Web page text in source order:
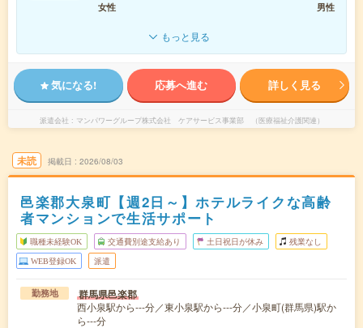
女性
男性
もっと見る
気になる! 応募へ進む 詳しく見る
派遣会社 マンパワーグループ株式会社 ケアサービス事業部 （医療福祉介護関連）
未読 掲載日 2026/08/03
邑楽郡大泉町【週2日～】ホテルライクな高齢
者マンションで生活サポート
職種未経験OK 交通費別途支給あり 土日祝日が休み 残業なし
WEB登録OK 派遣
勤務地 群馬県邑楽郡
西小泉駅から---分／東小泉駅から---分／小泉町(群馬県)駅か
ら---分